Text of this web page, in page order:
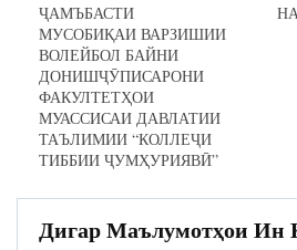
ҶАМЪБАСТИ
МУСОБИҚАИ ВАРЗИШИИ
ВОЛЕЙБОЛ БАЙНИ
ДОНИШҶӮПИСАРОНИ
ФАКУЛТЕТҲОИ
МУАССИСАИ ДАВЛАТИИ
ТАЪЛИМИИ “КОЛЛЕҶИ
ТИББИИ ҶУМҲУРИЯВӢ”
Дигар Маълумотҳои Ин